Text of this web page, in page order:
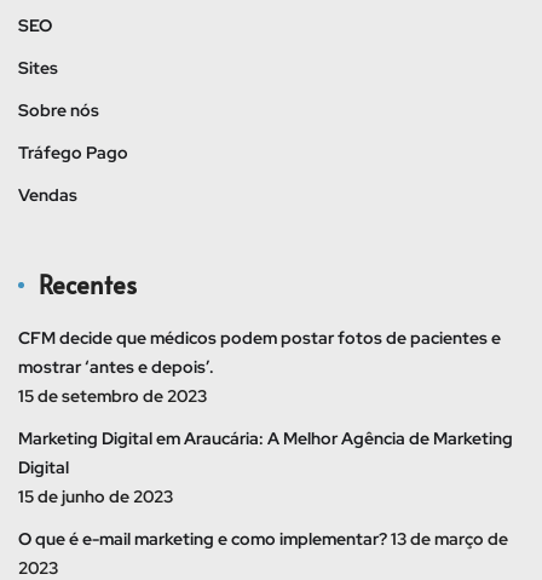
SEO
Sites
Sobre nós
Tráfego Pago
Vendas
Recentes
CFM decide que médicos podem postar fotos de pacientes e
mostrar ‘antes e depois’.
15 de setembro de 2023
Marketing Digital em Araucária: A Melhor Agência de Marketing
Digital
15 de junho de 2023
O que é e-mail marketing e como implementar?13 de março de
2023